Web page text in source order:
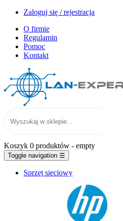
Zaloguj się / rejestracja
O firmie
Regulamin
Pomoc
Kontakt
Koszyk 0 produktów - empty
Toggle navigation ☰
Sprzęt sieciowy